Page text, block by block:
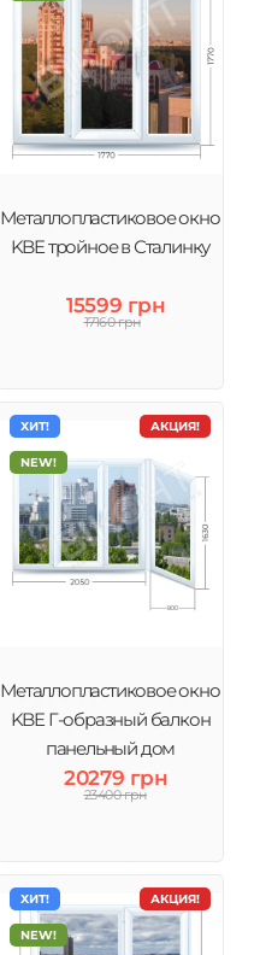
Металлопластиковое окно
KBE тройное в Сталинку
15599 грн
17160 грн
АКЦИЯ!
ХИТ!
NEW!
Металлопластиковое окно
KBE Г-образный балкон
панельный дом
20279 грн
23400 грн
АКЦИЯ!
ХИТ!
NEW!